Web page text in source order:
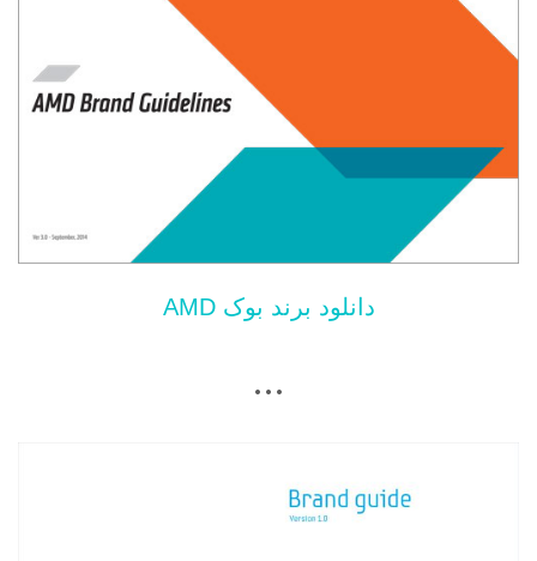
دانلود برند بوک AMD
…